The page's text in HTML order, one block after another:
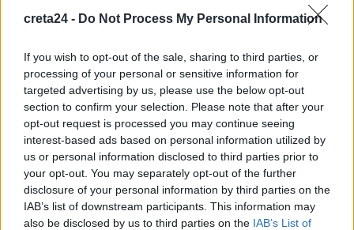
creta24 - Do Not Process My Personal Information
If you wish to opt-out of the sale, sharing to third parties, or
processing of your personal or sensitive information for
targeted advertising by us, please use the below opt-out
section to confirm your selection. Please note that after your
opt-out request is processed you may continue seeing
interest-based ads based on personal information utilized by
us or personal information disclosed to third parties prior to
your opt-out. You may separately opt-out of the further
disclosure of your personal information by third parties on the
IAB’s list of downstream participants. This information may
also be disclosed by us to third parties on the IAB’s List of
7 Αυγούστου, 2026
Νέο χωροταξικό για τον τουρισμό: Οι αλλαγές της τελευταίας
στιγμής και οι νέοι κανόνες για τις επενδύσεις
7 Αυγούστου, 2026
Στη Σάμο ο Αρχιεπίσκοπος Κρήτης Ευγένιος – Στους
εορτασμούς για τη Μεταμόρφωση του Σωτήρος και τη
Ναυμαχία της Σάμου
7 Αυγούστου, 2026